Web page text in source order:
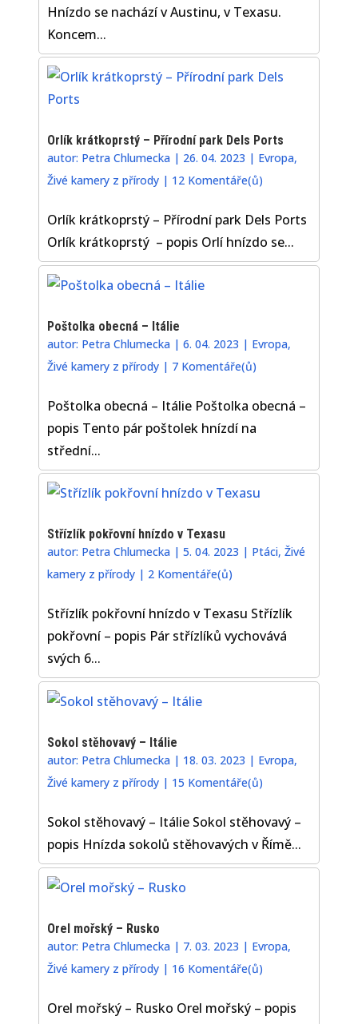
Hnízdo se nachází v Austinu, v Texasu.
Koncem...
Orlík krátkoprstý – Přírodní park Dels Ports
autor: Petra Chlumecka | 26. 04. 2023 | Evropa,
Živé kamery z přírody | 12 Komentáře(ů)
Orlík krátkoprstý – Přírodní park Dels Ports
Orlík krátkoprstý – popis Orlí hnízdo se...
Poštolka obecná – Itálie
autor: Petra Chlumecka |6. 04. 2023 | Evropa,
Živé kamery z přírody | 7 Komentáře(ů)
Poštolka obecná – Itálie Poštolka obecná –
popis Tento pár poštolek hnízdí na
střední...
Střízlík pokřovní hnízdo v Texasu
autor: Petra Chlumecka |5. 04. 2023 | Ptáci,Živé
kamery z přírody | 2 Komentáře(ů)
Střízlík pokřovní hnízdo v Texasu Střízlík
pokřovní – popis Pár střízlíků vychovává
svých 6...
Sokol stěhovavý – Itálie
autor: Petra Chlumecka | 18. 03. 2023 | Evropa,
Živé kamery z přírody | 15 Komentáře(ů)
Sokol stěhovavý – Itálie Sokol stěhovavý –
popis Hnízda sokolů stěhovavých v Římě...
Orel mořský – Rusko
autor: Petra Chlumecka | 7. 03. 2023 | Evropa,
Živé kamery z přírody | 16 Komentáře(ů)
Orel mořský – Rusko Orel mořský – popis